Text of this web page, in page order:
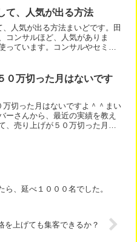
て、人気が出る方法
人気が出る方法まいどです。田
コンサルほど、人気がありま
ています。コンサルやセミナ
０万切った月はないです
切った月はないですよ＾＾まい
ーさんから、最近の実績を教え
売り上げが５０万切った月は
、延べ１０００名でした。
を上げても集客できるか？